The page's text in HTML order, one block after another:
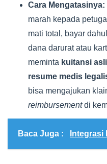
Cara Mengatasinya:
marah kepada
mati total, bayar
dana darurat atau
meminta kuitansi
resume medis
bisa mengajukan
reimbursementdi
Baca Juga : Integrasi